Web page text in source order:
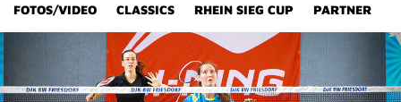
FOTOS/VIDEO
CLASSICS RHEIN SIEG CUP PARTNER